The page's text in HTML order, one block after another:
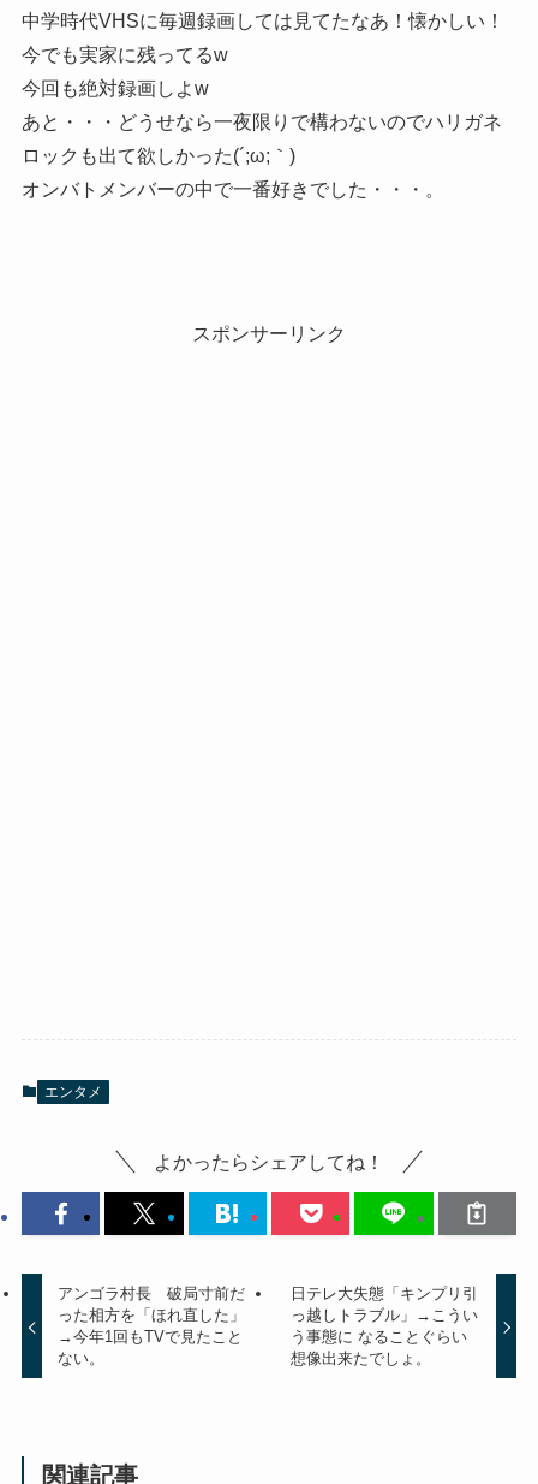
中学時代VHSに毎週録画しては見てたなあ！懐かしい！
今でも実家に残ってるw
今回も絶対録画しよw
あと・・・どうせなら一夜限りで構わないのでハリガネ
ロックも出て欲しかった(´;ω;｀)
オンバトメンバーの中で一番好きでした・・・。
スポンサーリンク
エンタメ
よかったらシェアしてね！
アンゴラ村長 破局寸前だ
った相方を「ほれ直した」
→今年1回もTVで見たこと
ない。
日テレ大失態「キンプリ引
っ越しトラブル」→こうい
う事態に なることぐらい
想像出来たでしょ。
関連記事